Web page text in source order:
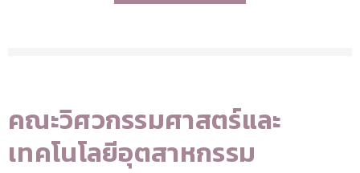
คณะวิศวกรรมศาสตร์และ
เทคโนโลยีอุตสาหกรรม